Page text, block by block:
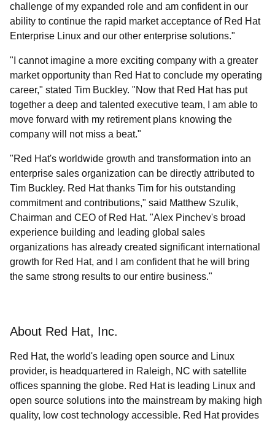
challenge of my expanded role and am confident in our
ability to continue the rapid market acceptance of Red Hat
Enterprise Linux and our other enterprise solutions."
"I cannot imagine a more exciting company with a greater
market opportunity than Red Hat to conclude my operating
career," stated Tim Buckley. "Now that Red Hat has put
together a deep and talented executive team, I am able to
move forward with my retirement plans knowing the
company will not miss a beat."
"Red Hat's worldwide growth and transformation into an
enterprise sales organization can be directly attributed to
Tim Buckley. Red Hat thanks Tim for his outstanding
commitment and contributions," said Matthew Szulik,
Chairman and CEO of Red Hat. "Alex Pinchev's broad
experience building and leading global sales
organizations has already created significant international
growth for Red Hat, and I am confident that he will bring
the same strong results to our entire business."
About Red Hat, Inc.
Red Hat, the world's leading open source and Linux
provider, is headquartered in Raleigh, NC with satellite
offices spanning the globe. Red Hat is leading Linux and
open source solutions into the mainstream by making high
quality, low cost technology accessible. Red Hat provides